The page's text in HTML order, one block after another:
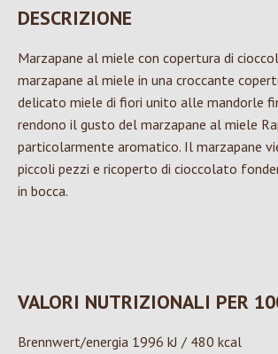
DESCRIZIONE
Marzapane al miele con copertura di
marzapane al miele in una croccante
delicato miele di fiori unito alle mandorle
rendono il gusto del marzapane al miele
particolarmente aromatico. Il marzapane
piccoli pezzi e ricoperto di cioccolato
in bocca.
VALORI NUTRIZIONALI PER
Brennwert/energia 1996 kJ / 480 kcal